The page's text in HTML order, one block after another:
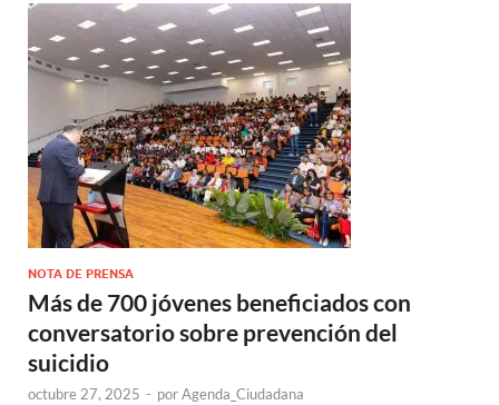
NOTA DE PRENSA
Más de 700 jóvenes beneficiados con
conversatorio sobre prevención del
suicidio
octubre 27, 2025 - porAgenda_Ciudadana